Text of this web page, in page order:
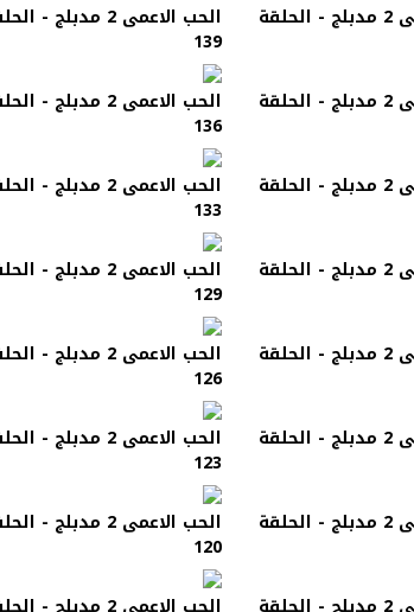
الحب الاعمى 2 مدبلج - الحلقة الحب الاعمى 2 مدبلج -
139
الحب الاعمى 2 مدبلج - الحلقة الحب الاعمى 2 مدبلج -
136
الحب الاعمى 2 مدبلج - الحلقة الحب الاعمى 2 مدبلج -
133
الحب الاعمى 2 مدبلج - الحلقة الحب الاعمى 2 مدبلج -
129
الحب الاعمى 2 مدبلج - الحلقة الحب الاعمى 2 مدبلج -
126
الحب الاعمى 2 مدبلج - الحلقة الحب الاعمى 2 مدبلج -
123
الحب الاعمى 2 مدبلج - الحلقة الحب الاعمى 2 مدبلج -
120